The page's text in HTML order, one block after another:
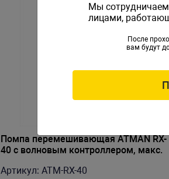
Помпа перемешивающая ATMAN RX-
40 с волновым контроллером, макс.
Артикул: ATM-RX-40
Мы
лицами,
После
вам будут